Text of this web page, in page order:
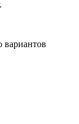
вариантов